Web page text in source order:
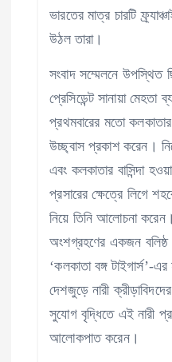
ভারতের মাত্র চারটি
উঠল তারা।
সংবাদ সম্মেলনে উপস্থিত
প্রেসিডেন্ট সানায়া মেহতা
প্রথমবারের মতো কলকাতার
উচ্ছ্বাস প্রকাশ করেন।
এবং কলকাতার বাসিন্দা
প্রসারের ক্ষেত্রে লিগে
নিয়ে তিনি আলোচনা
অংশগ্রহণের একজন বলিষ্ঠ
‘কলকাতা বঙ্গ টাইগার্স’-
দেশজুড়ে নারী
সুযোগ বৃদ্ধিতে এই নারী
আলোকপাত করেন।